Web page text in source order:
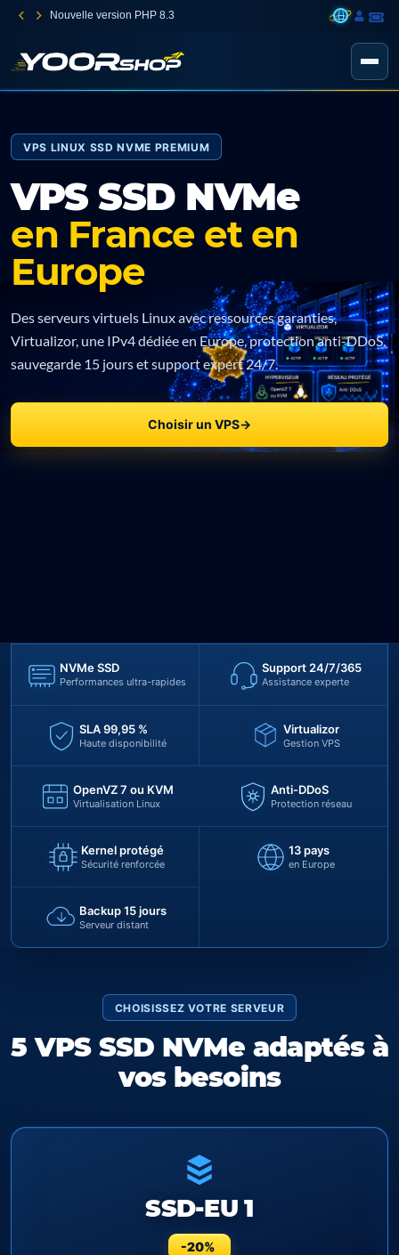
Nouvelle version PHP 8.3
VPS LINUX SSD NVME PREMIUM
VPS SSD NVMe
en France et en
Europe
Des serveurs virtuels Linux avec ressources garanties,
Virtualizor, une IPv4 dédiée en Europe, protection anti-DDoS,
sauvegarde 15 jours et support expert 24/7.
Choisir un VPS→
NVMe SSD
Performances ultra-rapides
Support 24/7/365
Assistance experte
SLA 99,95 %
Haute disponibilité
Virtualizor
Gestion VPS
OpenVZ 7 ou KVM
Virtualisation Linux
Anti-DDoS
Protection réseau
Kernel protégé
Sécurité renforcée
13 pays
en Europe
Backup 15 jours
Serveur distant
CHOISISSEZ VOTRE SERVEUR
5 VPS SSD NVMe adaptés à
vos besoins
SSD-EU 1
-20%